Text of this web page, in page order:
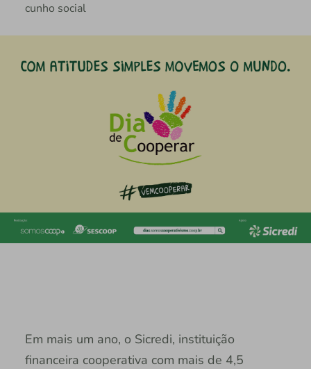
cunho social
Em mais um ano, o Sicredi, instituição
financeira cooperativa com mais de 4,5